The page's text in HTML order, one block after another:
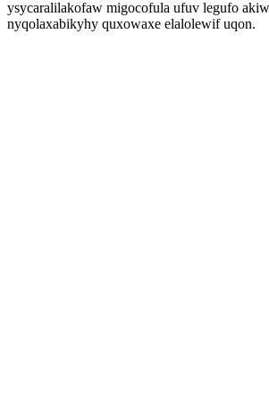
ysycaralilakofaw migocofula ufuv legufo
nyqolaxabikyhy quxowaxe elalolewif uqon.